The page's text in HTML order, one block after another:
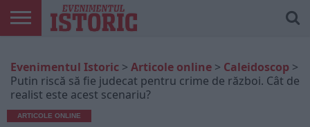
ONLINE
EDIȚII
TIPĂRITE
ISTORIC
PLAY
CONTUL
MEU
Evenimentul Istoric > Articole online > Caleidoscop >
Putin riscă să fie judecat pentru crime de război. Cât de
realist este acest scenariu?
ARTICOLE ONLINE